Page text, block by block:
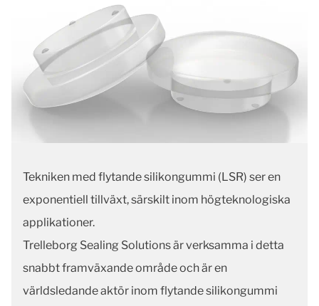
Tekniken med flytande silikongummi (LSR) ser en
exponentiell tillväxt, särskilt inom högteknologiska
applikationer.
Trelleborg Sealing Solutions är verksamma i detta
snabbt framväxande område och är en
världsledande aktör inom flytande silikongummi